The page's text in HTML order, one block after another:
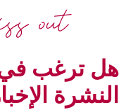
هل ترغب في
النشرة
out